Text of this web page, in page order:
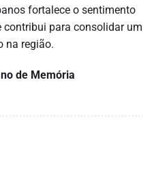
fortalece o sentimento
contribui para consolidar um
na região.
de Memória